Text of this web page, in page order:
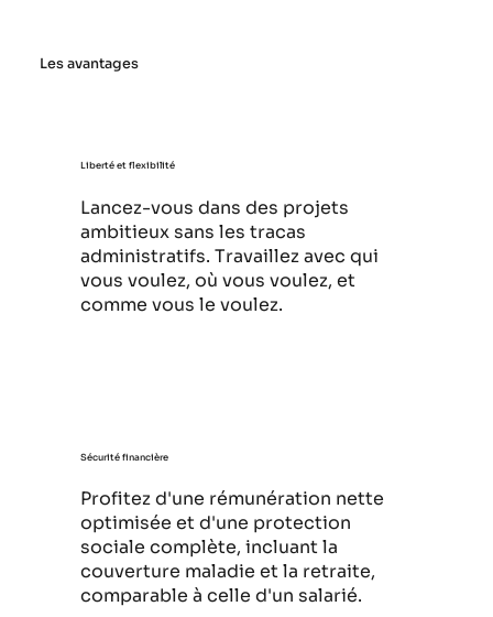
Les avantages
Liberté et flexibilité
Lancez-vous dans des projets
ambitieux sans les tracas
administratifs. Travaillez avec qui
vous voulez, où vous voulez, et
comme vous le voulez.
Sécurité financière
Profitez d'une rémunération nette
optimisée et d'une protection
sociale complète, incluant la
couverture maladie et la retraite,
comparable à celle d'un salarié.